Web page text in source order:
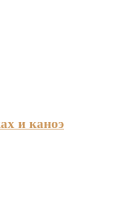
и каноэ